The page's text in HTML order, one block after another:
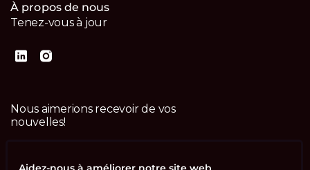
À propos de nous
Tenez-vous à jour
Nous aimerions recevoir de vos
nouvelles!